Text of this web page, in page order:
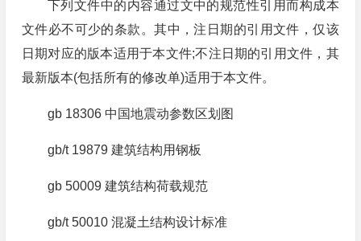
下列文件中的内容通过文中的规范性引用而构成本
文件必不可少的条款。其中，注日期的引用文件，仅该
日期对应的版本适用于本文件;不注日期的引用文件，其
最新版本(包括所有的修改单)适用于本文件。
gb 18306 中国地震动参数区划图
gb/t 19879 建筑结构用钢板
gb 50009 建筑结构荷载规范
gb/t 50010 混凝土结构设计标准